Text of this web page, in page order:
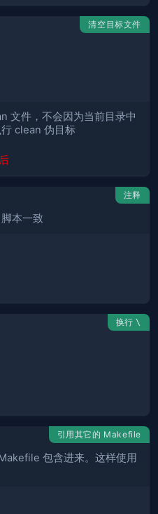
清空目标文件
文件，不会因为当前目录中
clean 伪目标
注释
本一致
换行\
引用其它的 Makefile
包含进来。这样使用